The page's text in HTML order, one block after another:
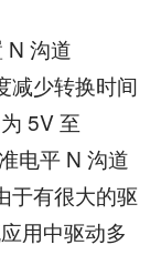
沟道
减少转换时间
5V 至
电平 N 沟道
于有很大的驱
用中驱动多